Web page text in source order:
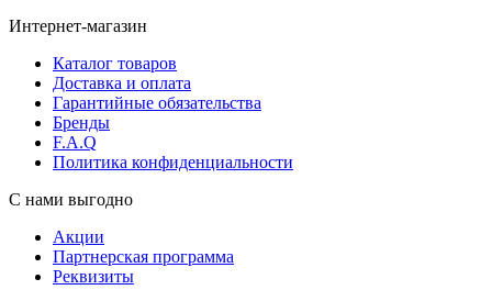
Интернет-магазин
Каталог товаров
Доставка и оплата
Гарантийные обязательства
Бренды
F.A.Q
Политика конфиденциальности
С нами выгодно
Акции
Партнерская программа
Реквизиты